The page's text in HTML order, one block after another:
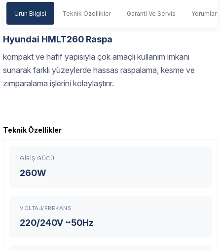
Ürün Bilgisi Teknik Özellikler Garanti Ve Servis Yorumlar
Hyundai HMLT260 Raspa
kompakt ve hafif yapısıyla çok amaçlı kullanım imkanı
sunarak farklı yüzeylerde hassas raspalama, kesme ve
zımparalama işlerini kolaylaştırır.
Tüm ürünlerimiz üretici firma garantisi altındadır. Size en yakın
Neden Güvenli?
Teknik Özellikler
GIRIŞ GÜCÜ
260W
VOLTAJ/FREKANS
220/240V ~50Hz